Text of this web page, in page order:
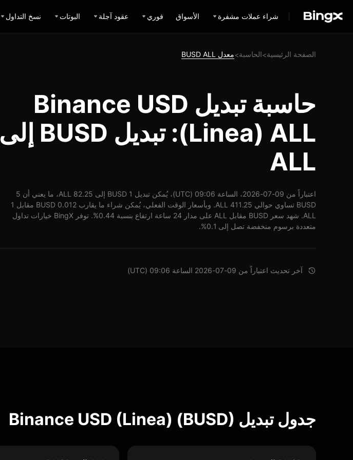
شراء عملات مشفرة الأسواق فوري عقود آجلة البوتات نسخ التداول
الصفحة الرئيسية>الحاسبة>معدل BUSD ALL
حاسبة تبديل Binance USD
(Linea) ALL: تبديل BUSD إلى
ALL
اعتباراً من 09-07-2026، الساعة 09:06 (UTC)، يُمكن تبديل 1 BUSD إلى 82.25 ALL، ما يعني أن 5
BUSD تساوي حوالي 411.25 ALL. وبأسعار الوقت الفعلي، يُمكن شراء ما يقارب 0.012 BUSD مقابل 1
ALL. شهد سعر BUSD مقابل ALL على مدار 24 ساعة ارتفاع بنسبة 0.44%. توفر BingX خيارات تداول
متعددة برسوم منخفضة تصل إلى 0.1%.
آخر تحديث اعتباراً من 09-07-2026 الساعة 09:06 (UTC)
جدول تبديل Binance USD (Linea) (BUSD)